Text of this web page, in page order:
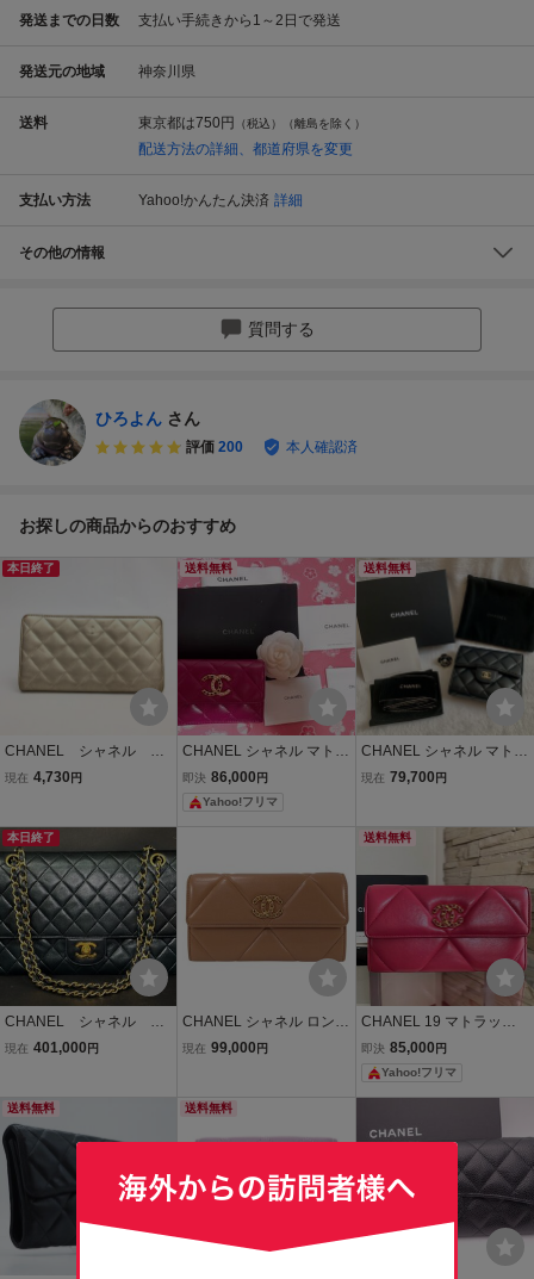
発送までの日数 支払い手続きから1～2日で発送
発送元の地域 神奈川県
送料 東京都は750円 （税込）（離島を除く）
配送方法の詳細、都道府県を変更
支払い方法 Yahoo!かんたん決済 詳細
その他の情報
質問する
ひろよん さん
評価 200 本人確認済
お探しの商品からのおすすめ
本日終了
CHANEL シャネル 財
布 マトラッセ ロング
現在 4,730 円
送料無料
CHANEL シャネル マトラ
ッセ スモールフラップウ
ォレット 三つ折り財布 ピ
即決 86,000 円
Yahoo!フリマ
送料無料
CHANEL シャネル マトラ
ッセ 三つ折り財布 ウォレ
ムスキン
現在 79,700 円
本日終了
CHANEL シャネル マ
トラッセ ダブルフラッ
ラック 27cm
現在 401,000 円
CHANEL シャネル ロング
フラップウォレット 長財
金具 CHANEL19 31番台
現在 99,000 円
送料無料
CHANEL 19 マトラッセ
ラム 長財布 ロングフラッ
プウォレット ピンク系
即決 85,000 円
Yahoo!フリマ
送料無料 送料無料